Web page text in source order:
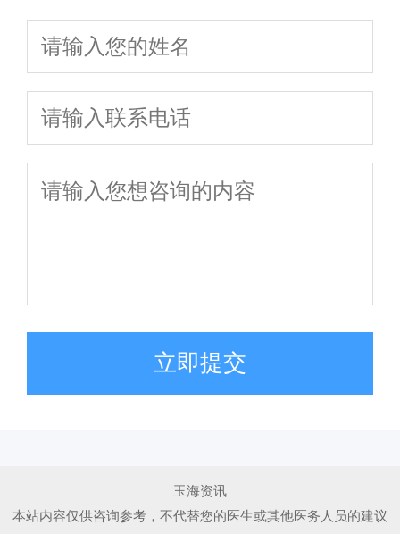
立即提交
玉海资讯
本站内容仅供咨询参考，不代替您的医生或其他医务人员的建议